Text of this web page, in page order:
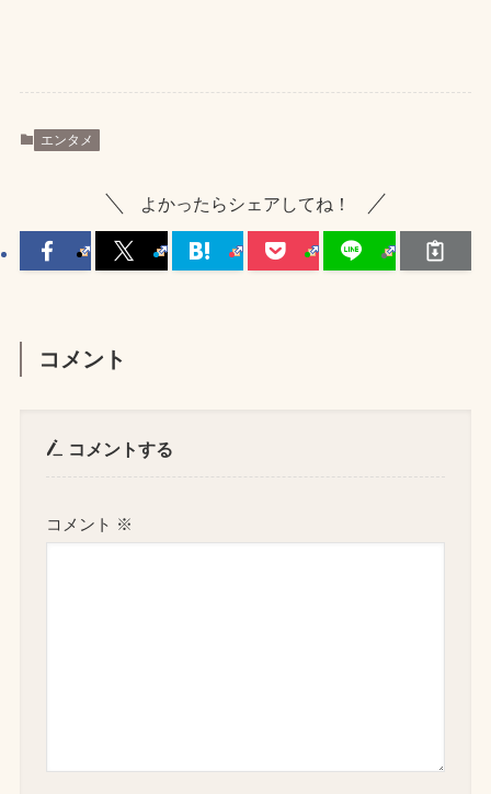
エンタメ
よかったらシェアしてね！
コメント
コメントする
コメント ※